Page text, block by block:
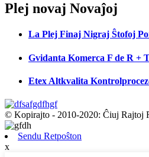
Plej novaj Novaĵoj
La Plej Finaj Nigraj Ŝtofoj
Gvidanta Komerca F de R +
Etex Altkvalita
© Kopirajto - 2010-2020: Ĉiuj Rajtoj
Sendu Retpoŝton
x